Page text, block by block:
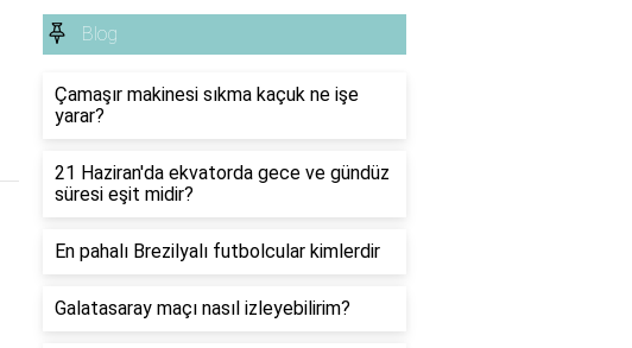
Blog
Çamaşır makinesi sıkma kaçuk ne işe
yarar?
21 Haziran'da ekvatorda gece ve gündüz
süresi eşit midir?
En pahalı Brezilyalı futbolcular kimlerdir
Galatasaray maçı nasıl izleyebilirim?